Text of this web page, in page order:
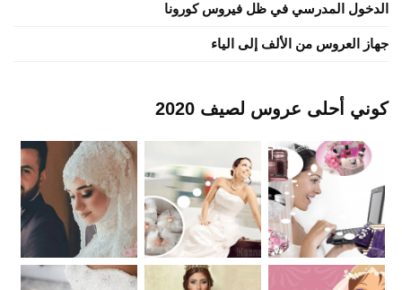
الدخول المدرسي في ظل فيروس كورونا
جهاز العروس من الألف إلى الياء
كوني أحلى عروس لصيف 2020